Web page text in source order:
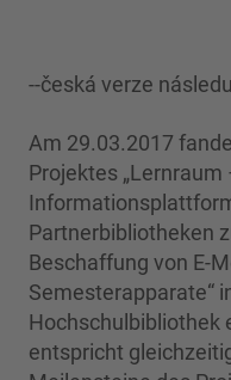
--česká verze
Am 29.03.2017
Projektes
Partnerbibliotheken
Beschaffung von E-
Semesterapparate“
Hochschulbibliothek
entspricht